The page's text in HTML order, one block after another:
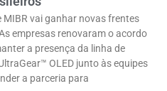
MIBR vai ganhar novas frentes
empresas renovaram o acordo
a presença da linha de
OLED junto às equipes
a parceria para